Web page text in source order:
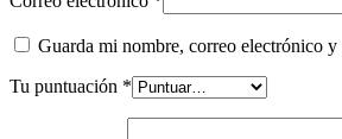
Guarda mi nombre, correo electrónico
Tu puntuación *